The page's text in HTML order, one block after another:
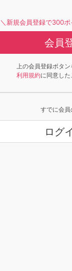
＼新規会員登録で300
会員
上の会員登録ボタン
利用規約に同意し
すでに会員
ログ